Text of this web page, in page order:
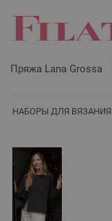
Пряжа Lana Grossa
НАБОРЫ ДЛЯ ВЯЗАНИЯ